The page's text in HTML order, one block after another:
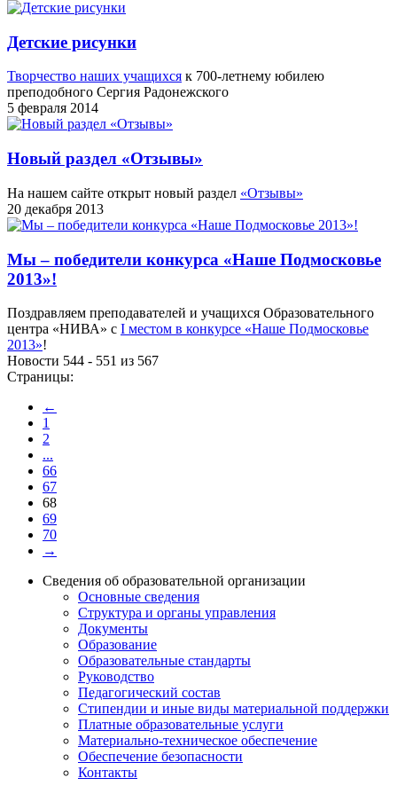
Детские рисунки
Творчество наших учащихся к 700-летнему юбилею
преподобного Сергия Радонежского
5 февраля 2014
Новый раздел «Отзывы»
На нашем сайте открыт новый раздел «Отзывы»
20 декабря 2013
Мы – победители конкурса «Наше Подмосковье
2013»!
Поздравляем преподавателей и учащихся Образовательного
центра «НИВА» с I местом в конкурсе «Наше Подмосковье
2013»!
Новости 544 - 551 из 567
Страницы:
←
1
2
...
66
67
68
69
70
→
Сведения об образовательной организации
Основные сведения
Структура и органы управления
Документы
Образование
Образовательные стандарты
Руководство
Педагогический состав
Стипендии и иные виды материальной поддержки
Платные образовательные услуги
Материально-техническое обеспечение
Обеспечение безопасности
Контакты